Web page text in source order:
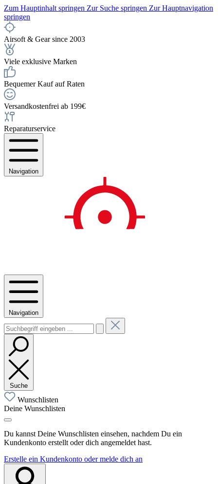
Zum Hauptinhalt springen Zur Suche springen Zur Hauptnavigation
springen
Airsoft & Gear since 2003
Viele exklusive Marken
Bequemer Kauf auf Raten
Versandkostenfrei ab 199€
Reparaturservice
Navigation
Navigation
Suche
Wunschlisten
Deine Wunschlisten
Du kannst Deine Wunschlisten einsehen, nachdem Du ein
Kundenkonto erstellt oder dich angemeldet hast.
Erstelle ein Kundenkonto oder melde dich an